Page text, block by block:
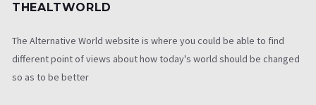
THEALTWORLD
The Alternative World website is where you could be able to find
different point of views about how today's world should be changed
so as to be better